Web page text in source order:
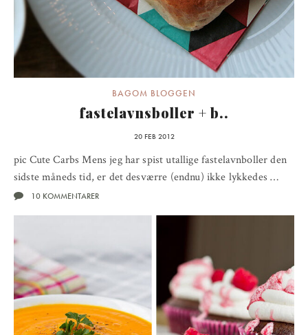
BAGOM BLOGGEN
fastelavnsboller + b..
20 FEB 2012
pic Cute Carbs Mens jeg har spist utallige fastelavnboller den
sidste måneds tid, er det desværre (endnu) ikke lykkedes …
10 KOMMENTARER